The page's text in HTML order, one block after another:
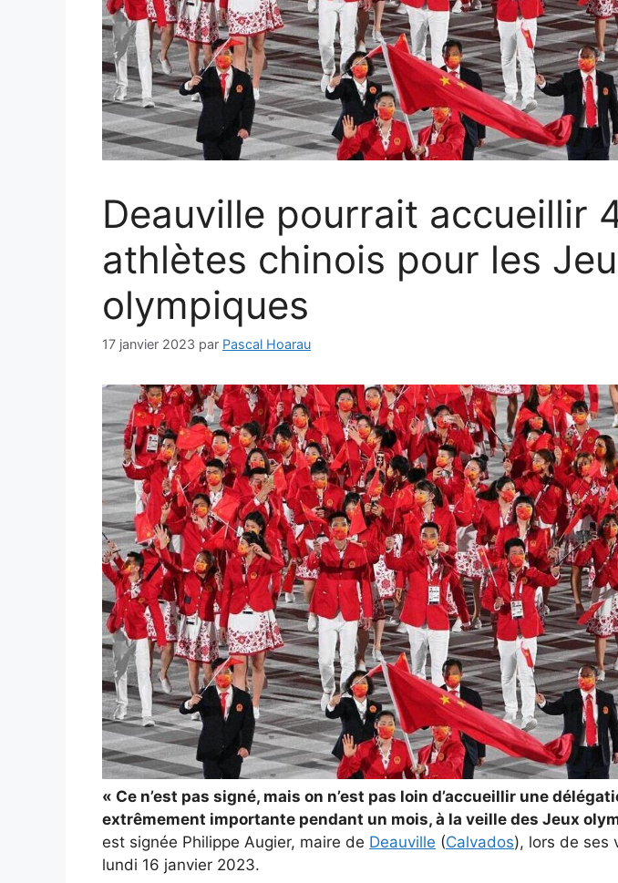
Deauville pourrait accueillir
athlètes chinois pour les
olympiques
17 janvier 2023 par Pascal Hoarau
« Ce n’est pas signé, mais on n’est pas loin d’accueillir une
extrêmement importante pendant un mois, à la veille des Jeux
est signée Philippe Augier, maire de Deauville (Calvados), lors de ses
lundi 16 janvier 2023.